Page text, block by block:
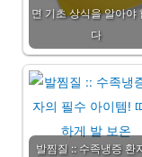
면 기초 상식을 알아야
다
발찜질 :: 수족냉증 환